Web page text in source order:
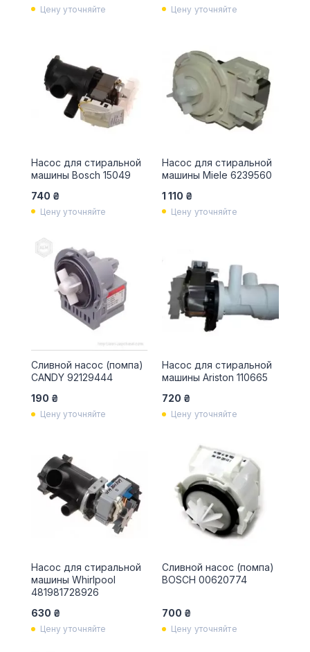
Цену уточняйте Цену уточняйте
Насос для стиральной
машины Bosch 15049
740 ₴
Цену уточняйте
Насос для стиральной
машины Miele 6239560
1 110 ₴
Цену уточняйте
Сливной насос (помпа)
CANDY 92129444
190 ₴
Цену уточняйте
Насос для стиральной
машины Ariston 110665
720 ₴
Цену уточняйте
Насос для стиральной
машины Whirlpool
481981728926
630 ₴
Цену уточняйте
Сливной насос (помпа)
BOSCH 00620774
700 ₴
Цену уточняйте